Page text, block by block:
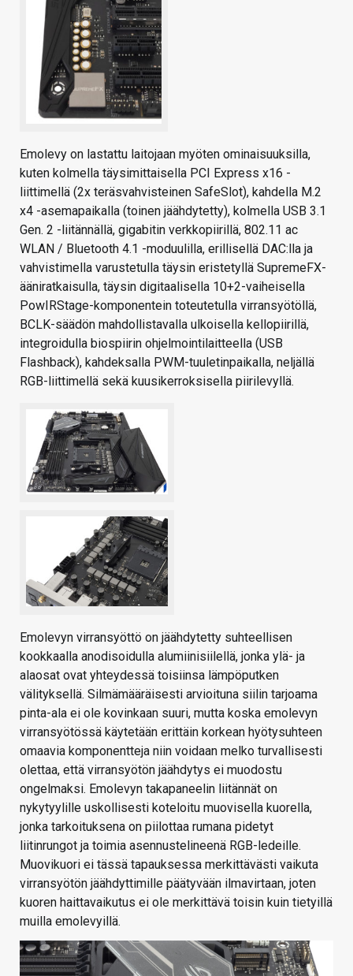
Emolevy on lastattu laitojaan myöten ominaisuuksilla,
kuten kolmella täysimittaisella PCI Express x16 -
liittimellä (2x teräsvahvisteinen SafeSlot), kahdella M.2
x4 -asemapaikalla (toinen jäähdytetty), kolmella USB 3.1
Gen. 2 -liitännällä, gigabitin verkkopiirillä, 802.11 ac
WLAN / Bluetooth 4.1 -moduulilla, erillisellä DAC:lla ja
vahvistimella varustetulla täysin eristetyllä SupremeFX-
ääniratkaisulla, täysin digitaalisella 10+2-vaiheisella
PowIRStage-komponentein toteutetulla virransyötöllä,
BCLK-säädön mahdollistavalla ulkoisella kellopiirillä,
integroidulla biospiirin ohjelmointilaitteella (USB
Flashback), kahdeksalla PWM-tuuletinpaikalla, neljällä
RGB-liittimellä sekä kuusikerroksisella piirilevyllä.
Emolevyn virransyöttö on jäähdytetty suhteellisen
kookkaalla anodisoidulla alumiinisiilellä, jonka ylä- ja
alaosat ovat yhteydessä toisiinsa lämpöputken
välityksellä. Silmämääräisesti arvioituna siilin tarjoama
pinta-ala ei ole kovinkaan suuri, mutta koska emolevyn
virransyötössä käytetään erittäin korkean hyötysuhteen
omaavia komponentteja niin voidaan melko turvallisesti
olettaa, että virransyötön jäähdytys ei muodostu
ongelmaksi. Emolevyn takapaneelin liitännät on
nykytyylille uskollisesti koteloitu muovisella kuorella,
jonka tarkoituksena on piilottaa rumana pidetyt
liitinrungot ja toimia asennustelineenä RGB-ledeille.
Muovikuori ei tässä tapauksessa merkittävästi vaikuta
virransyötön jäähdyttimille päätyvään ilmavirtaan, joten
kuoren haittavaikutus ei ole merkittävä toisin kuin tietyillä
muilla emolevyillä.